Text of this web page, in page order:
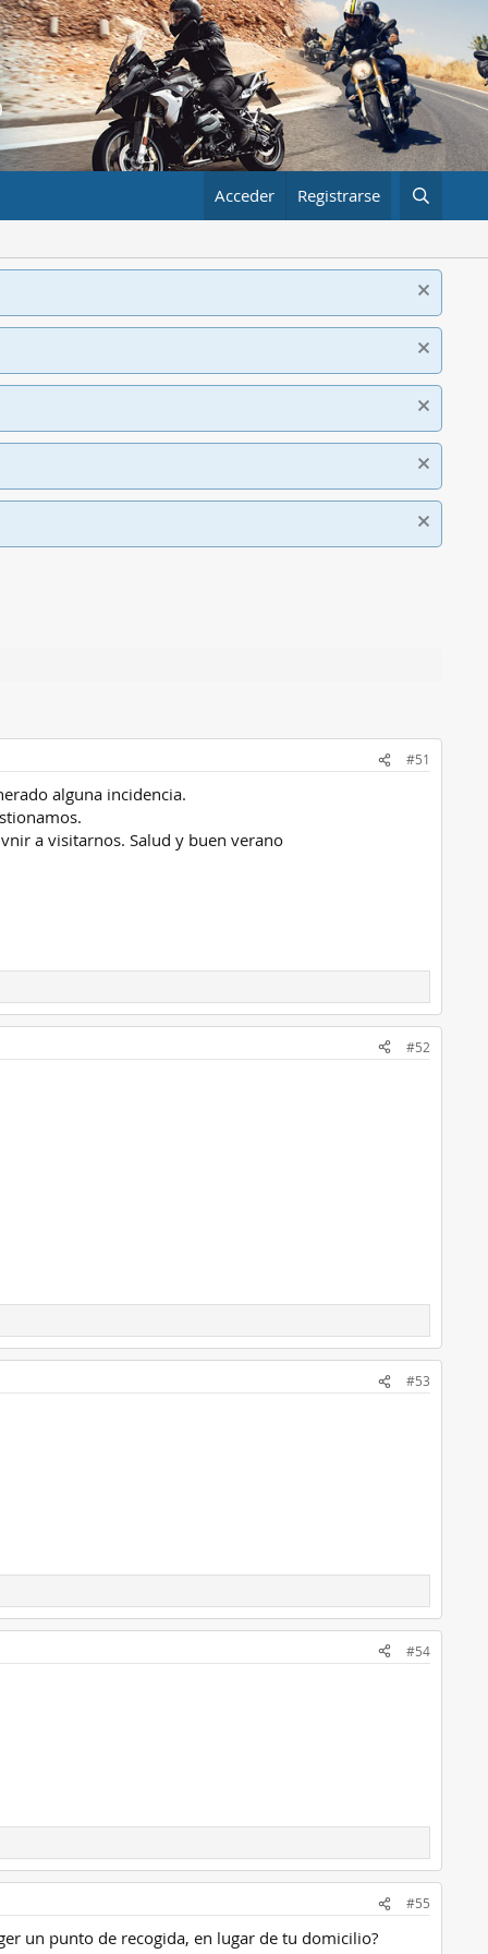
Acceder Registrarse
#51
alguna incidencia.
a visitarnos. Salud y buen verano
#52
#53
#54
#55
un punto de recogida, en lugar de tu domicilio?